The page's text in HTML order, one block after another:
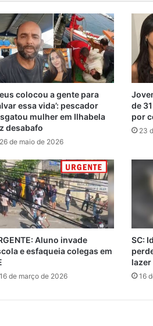
colocou a gente para
essa vida’: pescador
mulher em Ilhabela
desabafo
26 de maio de 2026
de
por
23
Aluno invade
e esfaqueia colegas em
16 de março de 2026
SC:
lazer
16